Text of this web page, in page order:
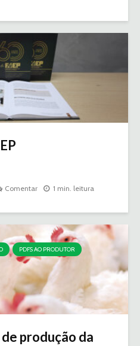
Comentar 1 min. leitura
PDFS AO PRODUTOR
produção da